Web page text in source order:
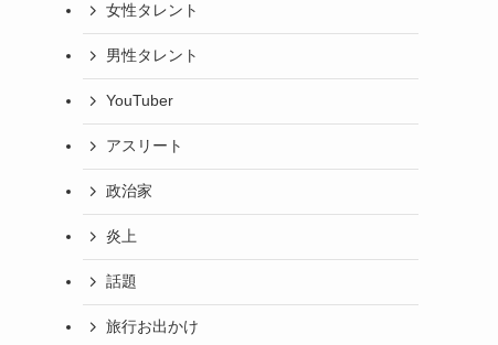
女性タレント
男性タレント
YouTuber
アスリート
政治家
炎上
話題
旅行お出かけ